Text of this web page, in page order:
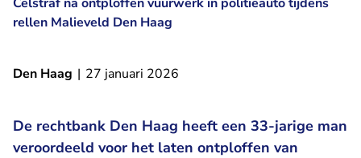
rellen Malieveld Den Haag
Den Haag | 27 januari 2026
De rechtbank Den Haag heeft een 33-jarige man
veroordeeld voor het laten ontploffen van